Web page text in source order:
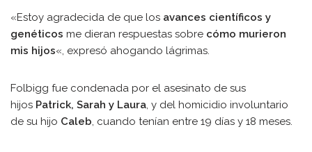
«Estoy agradecida de que los avances científicos y
genéticos me dieran respuestas sobre cómo murieron
mis hijos«, expresó ahogando lágrimas.
Folbigg fue condenada por el asesinato de sus
hijos Patrick, Sarah y Laura, y del homicidio involuntario
de su hijo Caleb, cuando tenían entre 19 días y 18 meses.